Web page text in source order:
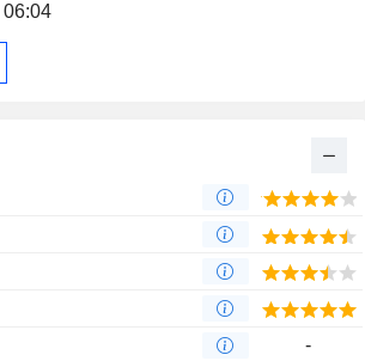
06:04
-